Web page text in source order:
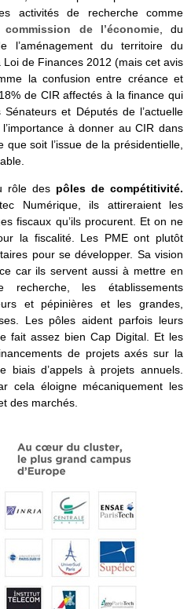
activités de recherche comme
de l’économie, du
l’aménagement du territoire du
de Finances 2012 (mais cet avis
la confusion entre créance et
de CIR affectés à la finance qui
et Députés de l’actuelle
à donner au CIR dans
soit l’issue de la présidentielle,
rôle des pôles de compétitivité.
Numérique, ils attireraient les
fiscaux qu’ils procurent. Et on ne
la fiscalité. Les PME ont plutôt
pour se développer. Sa vision
car ils servent aussi à mettre en
les établissements
et pépinières et les grandes,
Les pôles aident parfois leurs
fait assez bien Cap Digital. Et les
de projets axés sur la
biais d’appels à projets annuels.
cela éloigne mécaniquement les
des marchés.